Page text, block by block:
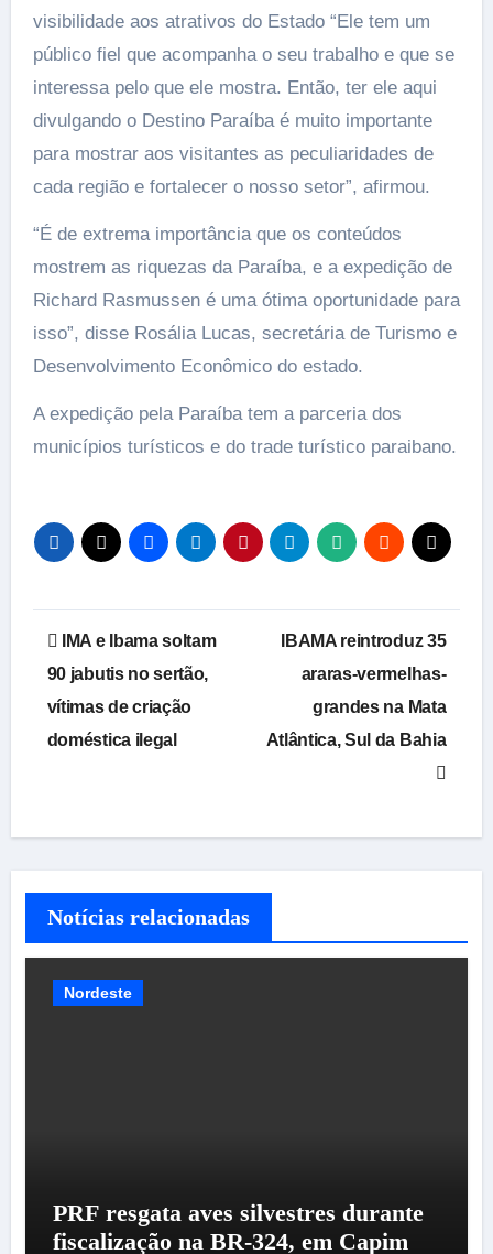
visibilidade aos atrativos do Estado “Ele tem um
público fiel que acompanha o seu trabalho e que se
interessa pelo que ele mostra. Então, ter ele aqui
divulgando o Destino Paraíba é muito importante
para mostrar aos visitantes as peculiaridades de
cada região e fortalecer o nosso setor”, afirmou.
“É de extrema importância que os conteúdos
mostrem as riquezas da Paraíba, e a expedição de
Richard Rasmussen é uma ótima oportunidade para
isso”, disse Rosália Lucas, secretária de Turismo e
Desenvolvimento Econômico do estado.
A expedição pela Paraíba tem a parceria dos
municípios turísticos e do trade turístico paraibano.
Navegação
de
Post
IMA e Ibama soltam
90 jabutis no sertão,
vítimas de criação
doméstica ilegal
IBAMA reintroduz 35
araras-vermelhas-
grandes na Mata
Atlântica, Sul da Bahia
Notícias relacionadas
Nordeste
PRF resgata aves silvestres durante
fiscalização na BR-324, em Capim